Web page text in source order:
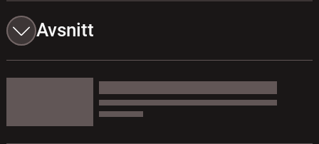
Avsnitt